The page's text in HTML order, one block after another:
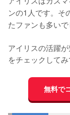
ンの1人です。そ
たファンも多いで
アイリスの活躍
をチェックしてみ
無料で